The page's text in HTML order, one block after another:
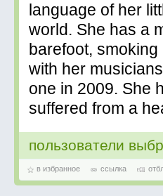
language of her
world. She has a
barefoot,
with her
one in 2009. She
suffered from a
пользователи
в избранное ссылка